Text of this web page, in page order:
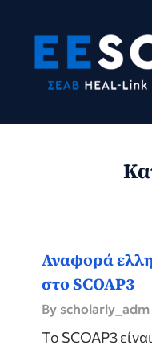
content
Αναφορά
στο SCOAP3
By
Το SCOAP3